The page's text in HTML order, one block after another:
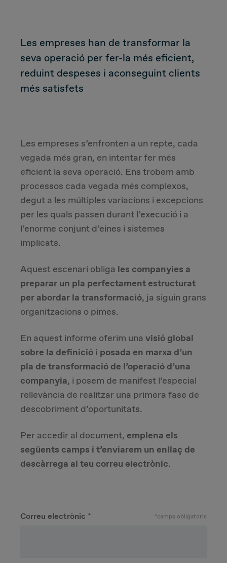
Value Proposal & Strategy
Marketing Strategy
Customer Experience
DEAL & STRATEGY
Due Diligence
Post Merger Integration
Business Strategy
Market Strategy & Screening Analysis
Performance Transformation
Les empreses han de transformar la
seva operació per fer-la més eficient,
reduint despeses i aconseguint clients
més satisfets
Les empreses s’enfronten a un repte, cada
vegada més gran, en intentar fer més
eficient la seva operació. Ens trobem amb
processos cada vegada més complexos,
degut a les múltiples variacions i excepcions
per les quals passen durant l’execució i a
l’enorme conjunt d’eines i sistemes
implicats.
Aquest escenari obliga les companyies a
preparar un pla perfectament estructurat
per abordar la transformació, ja siguin grans
organitzacions o pimes.
En aquest informe oferim una visió global
sobre la definició i posada en marxa d’un
pla de transformació de l’operació d’una
companyia, i posem de manifest l’especial
rellevància de realitzar una primera fase de
descobriment d’oportunitats.
Per accedir al document, emplena els
següents camps i t’enviarem un enllaç de
descàrrega al teu correu electrònic.
*camps obligatoris
Correu electrònic *